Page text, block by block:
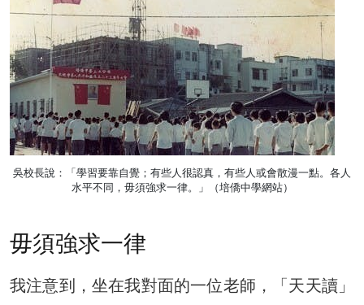
吳校長說：「學習要靠自覺；有些人很認真，有些人或會散漫一點。各人
水平不同，毋須強求一律。」（培僑中學網站）
毋須強求一律
我注意到，坐在我對面的一位老師，「天天讀」